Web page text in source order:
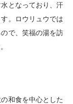
となっており、汗
。ロウリュウでは
で、笑福の湯を訪
和食を中心とした